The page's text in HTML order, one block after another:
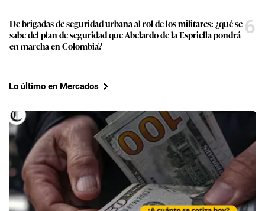
De brigadas de seguridad urbana al rol de los militares: ¿qué se
sabe del plan de seguridad que Abelardo de la Espriella pondrá
en marcha en Colombia?
6
Lo último en Mercados